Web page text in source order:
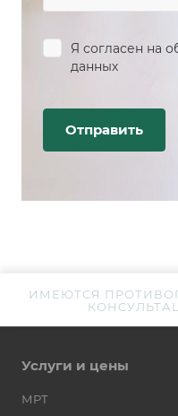
Я согласен на
данных
ИМЕЮТСЯ
Услуги и цены
МРТ